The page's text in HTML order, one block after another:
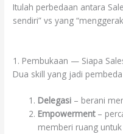
Itulah perbedaan antara
sendiri” vs yang
1. Pembukaan — Siapa
Dua skill yang jadi
Delegasi – berani
Empowerment–
memberi ruang